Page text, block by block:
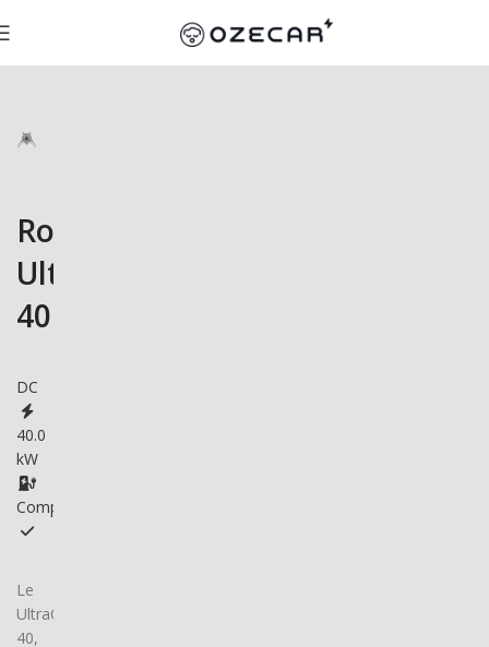
Rolec
UltraCharge
40
DC
40.0
kW
Compatible
Le
UltraCharge
40,